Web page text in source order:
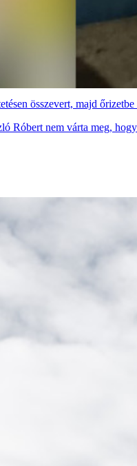
összevert, majd
Róbert nem várta meg,